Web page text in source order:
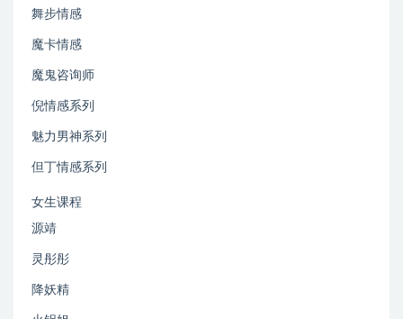
舞步情感
魔卡情感
魔鬼咨询师
倪情感系列
魅力男神系列
但丁情感系列
女生课程
源靖
灵彤彤
降妖精